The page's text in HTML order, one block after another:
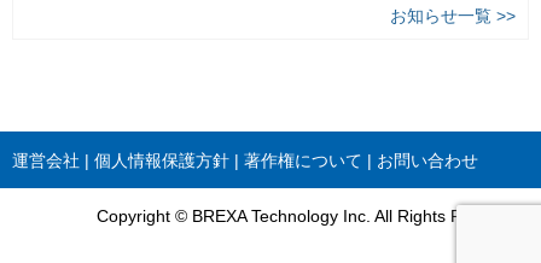
お知らせ一覧 >>
運営会社 個人情報保護方針 著作権について お問い合わせ
Copyright © BREXA Technology Inc. All Rights Reserved.